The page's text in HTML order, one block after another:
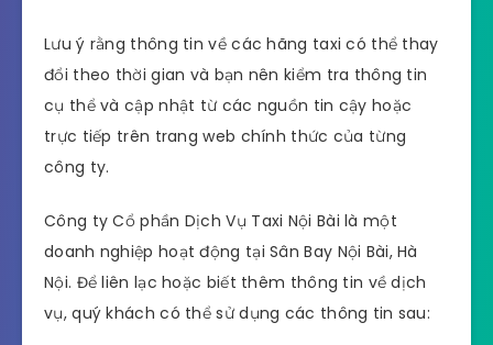
Lưu ý rằng thông tin về các hãng taxi có thể thay
đổi theo thời gian và bạn nên kiểm tra thông tin
cụ thể và cập nhật từ các nguồn tin cậy hoặc
trực tiếp trên trang web chính thức của từng
công ty.
Công ty Cổ phần Dịch Vụ Taxi Nội Bài là một
doanh nghiệp hoạt động tại Sân Bay Nội Bài, Hà
Nội. Để liên lạc hoặc biết thêm thông tin về dịch
vụ, quý khách có thể sử dụng các thông tin sau: